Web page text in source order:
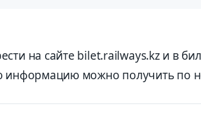
на сайте bilet.railways.kz и в
информацию можно получить по